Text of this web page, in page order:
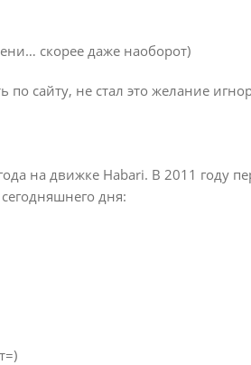
скорее даже наоборот)
по сайту, не стал это желание
на движке Habari. В 2011 году
дня: